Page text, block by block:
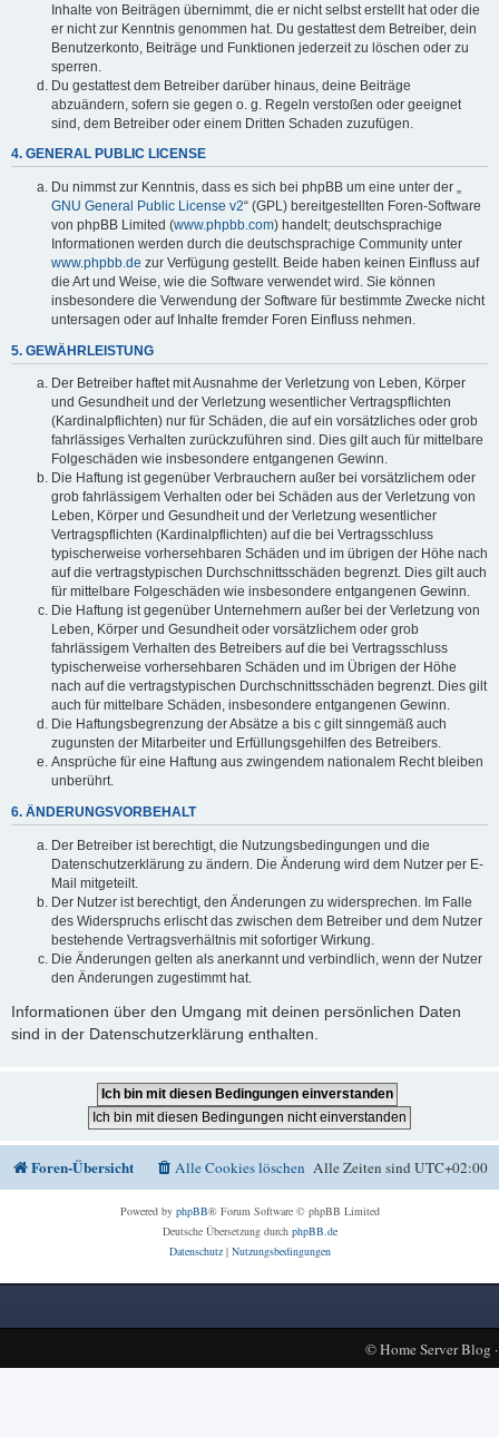
Inhalte von Beiträgen übernimmt, die er nicht selbst erstellt hat oder die
er nicht zur Kenntnis genommen hat. Du gestattest dem Betreiber, dein
Benutzerkonto, Beiträge und Funktionen jederzeit zu löschen oder zu
sperren.
Du gestattest dem Betreiber darüber hinaus, deine Beiträge
abzuändern, sofern sie gegen o. g. Regeln verstoßen oder geeignet
sind, dem Betreiber oder einem Dritten Schaden zuzufügen.
4. GENERAL PUBLIC LICENSE
Du nimmst zur Kenntnis, dass es sich bei phpBB um eine unter der „
GNU General Public License v2“ (GPL) bereitgestellten Foren-Software
von phpBB Limited (www.phpbb.com) handelt; deutschsprachige
Informationen werden durch die deutschsprachige Community unter
www.phpbb.de zur Verfügung gestellt. Beide haben keinen Einfluss auf
die Art und Weise, wie die Software verwendet wird. Sie können
insbesondere die Verwendung der Software für bestimmte Zwecke nicht
untersagen oder auf Inhalte fremder Foren Einfluss nehmen.
5. GEWÄHRLEISTUNG
Der Betreiber haftet mit Ausnahme der Verletzung von Leben, Körper
und Gesundheit und der Verletzung wesentlicher Vertragspflichten
(Kardinalpflichten) nur für Schäden, die auf ein vorsätzliches oder grob
fahrlässiges Verhalten zurückzuführen sind. Dies gilt auch für mittelbare
Folgeschäden wie insbesondere entgangenen Gewinn.
Die Haftung ist gegenüber Verbrauchern außer bei vorsätzlichem oder
grob fahrlässigem Verhalten oder bei Schäden aus der Verletzung von
Leben, Körper und Gesundheit und der Verletzung wesentlicher
Vertragspflichten (Kardinalpflichten) auf die bei Vertragsschluss
typischerweise vorhersehbaren Schäden und im übrigen der Höhe nach
auf die vertragstypischen Durchschnittsschäden begrenzt. Dies gilt auch
für mittelbare Folgeschäden wie insbesondere entgangenen Gewinn.
Die Haftung ist gegenüber Unternehmern außer bei der Verletzung von
Leben, Körper und Gesundheit oder vorsätzlichem oder grob
fahrlässigem Verhalten des Betreibers auf die bei Vertragsschluss
typischerweise vorhersehbaren Schäden und im Übrigen der Höhe
nach auf die vertragstypischen Durchschnittsschäden begrenzt. Dies gilt
auch für mittelbare Schäden, insbesondere entgangenen Gewinn.
Die Haftungsbegrenzung der Absätze a bis c gilt sinngemäß auch
zugunsten der Mitarbeiter und Erfüllungsgehilfen des Betreibers.
Ansprüche für eine Haftung aus zwingendem nationalem Recht bleiben
unberührt.
6. ÄNDERUNGSVORBEHALT
Der Betreiber ist berechtigt, die Nutzungsbedingungen und die
Datenschutzerklärung zu ändern. Die Änderung wird dem Nutzer per E-
Mail mitgeteilt.
Der Nutzer ist berechtigt, den Änderungen zu widersprechen. Im Falle
des Widerspruchs erlischt das zwischen dem Betreiber und dem Nutzer
bestehende Vertragsverhältnis mit sofortiger Wirkung.
Die Änderungen gelten als anerkannt und verbindlich, wenn der Nutzer
den Änderungen zugestimmt hat.
Informationen über den Umgang mit deinen persönlichen Daten
sind in der Datenschutzerklärung enthalten.
Foren-Übersicht Alle Zeiten sindUTC+02:00
Alle Cookies löschen
Powered by phpBB® Forum Software © phpBB Limited
Deutsche Übersetzung durch phpBB.de
Datenschutz| Nutzungsbedingungen
©Home Server Blog